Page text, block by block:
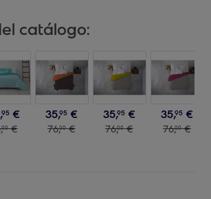
catálogo:
,95 €
,00 €
35,95 €
76,00 €
35,95 €
76,00 €
35,95 €
76,00 €